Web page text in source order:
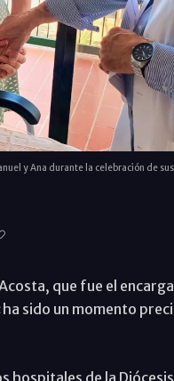
y Ana durante la celebración de
que fue el
sido un momento
hospitales de la